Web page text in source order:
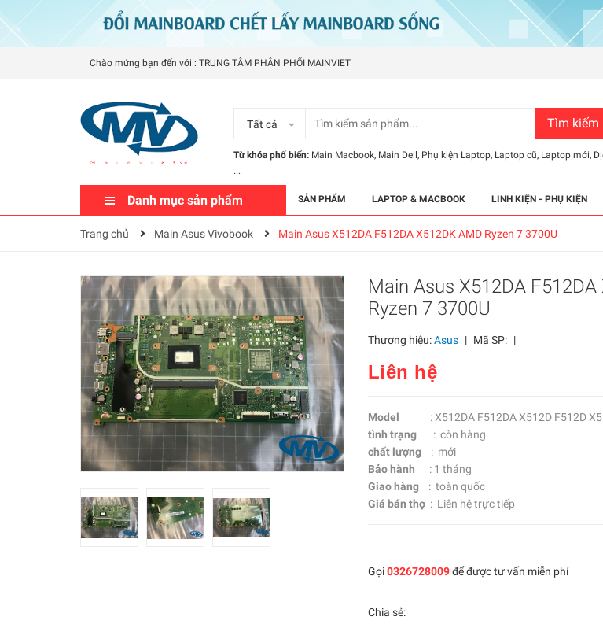
Chào mứng bạn đến với : TRUNG TÂM PHÂN PHỐI MAINVIET
Tất cả Tìm kiếm
Từ khóa phổ biến: Main Macbook, Main Dell, Phụ kiện Laptop, Laptop cũ, Laptop mới,
...
Danh mục sản phẩm SẢN PHẨM LAPTOP & MACBOOK LINH KIỆN - PHỤ KIỆN
Trang chủ Main Asus Vivobook Main Asus X512DA F512DA X512DK AMD Ryzen 7 3700U
Main Asus X512DA F512DA
Ryzen 7 3700U
Thương hiệu:Asus | Mã SP: |
Liên hệ
Model : X512DA F512DA X512D F512D
tình trạng
: còn hàng
chất lượng: mới
Bảo hành
: 1 tháng
Giao hàng: toàn quốc
Giá bán thợ : Liên hệ trực tiếp
Gọi0326728009để được tư vấn miễn phí
Chia sẻ: